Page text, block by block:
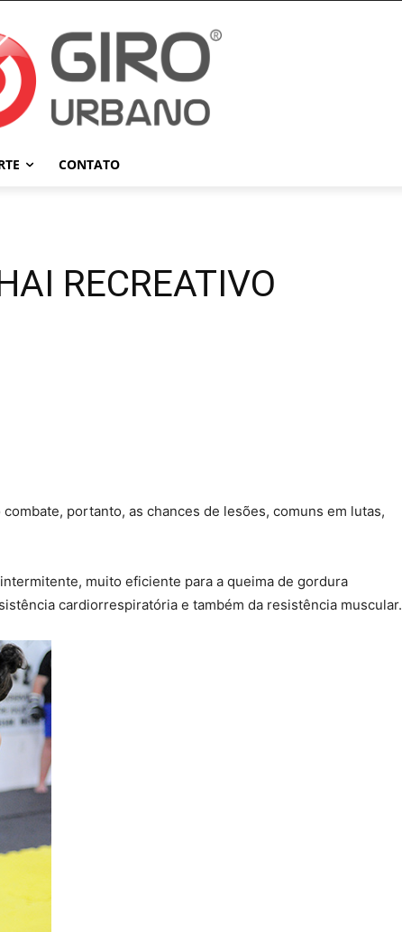
CONTATO
RECREATIVO
portanto, as chances de lesões, comuns em lutas,
muito eficiente para a queima de gordura
cardiorrespiratória e também da resistência muscular.